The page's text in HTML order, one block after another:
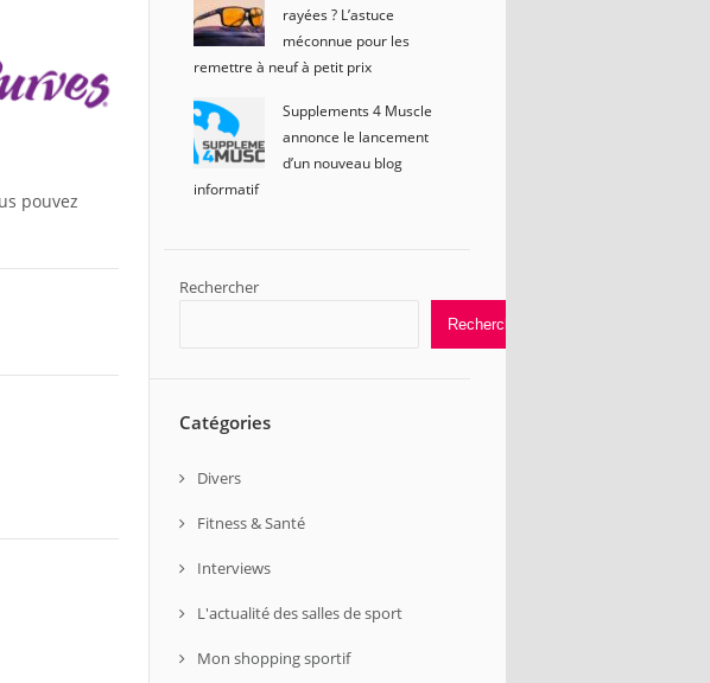
pouvez
rayées ? L’astuce
méconnue pour les
remettre à neuf à petit prix
Supplements 4 Muscle
annonce le lancement
d’un nouveau blog
informatif
Rechercher
Rechercher
Catégories
Divers
Fitness & Santé
Interviews
L'actualité des salles de sport
Mon shopping sportif